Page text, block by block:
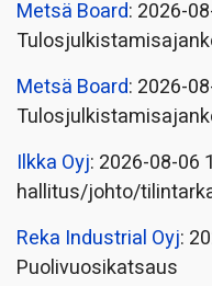
Metsä Board: 2026-
Metsä Board: 2026-
Ilkka Oyj: 2026-08-06
hallitus/johto/
Reka Industrial Oyj:
Puolivuosikatsaus